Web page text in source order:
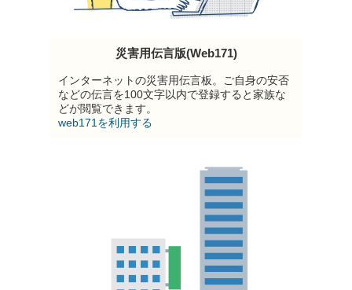
災害用伝言版(Web171)
インターネットの災害用伝言板。ご自身の安否
などの伝言を100文字以内で登録すると家族な
どが閲覧できます。
web171を利用する